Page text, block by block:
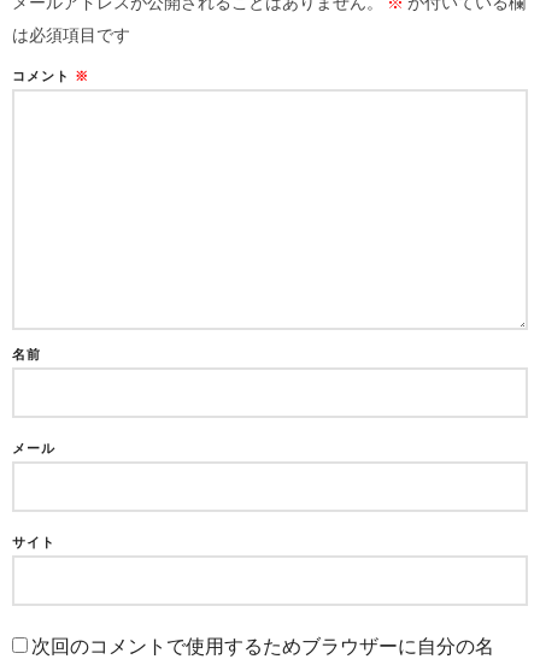
は必須項目です
コメント ※
名前
メール
サイト
次回のコメントで使用するためブラウザーに自分の名